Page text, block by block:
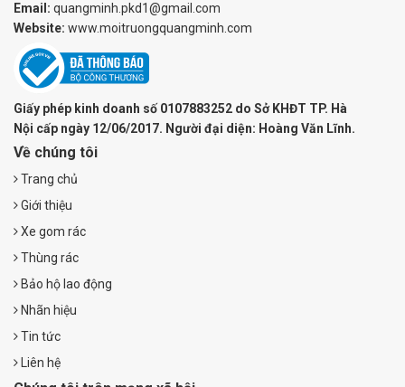
Email: quangminh.pkd1@gmail.com
Website: www.moitruongquangminh.com
Giấy phép kinh doanh số 0107883252 do Sở KHĐT TP. Hà
Nội cấp ngày 12/06/2017. Người đại diện: Hoàng Văn Lĩnh.
Về chúng tôi
Trang chủ
Giới thiệu
Xe gom rác
Thùng rác
Bảo hộ lao động
Nhãn hiệu
Tin tức
Liên hệ